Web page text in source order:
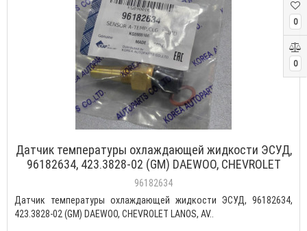
0
0
Датчик температуры охлаждающей жидкости ЭСУД,
96182634, 423.3828-02 (GM) DAEWOO, CHEVROLET
LANOS, AVEO, LACETTI, NUBIRA (резьба М3/8")
96182634
Датчик температуры охлаждающей жидкости ЭСУД, 96182634,
423.3828-02 (GM) DAEWOO, CHEVROLET LANOS, AV..